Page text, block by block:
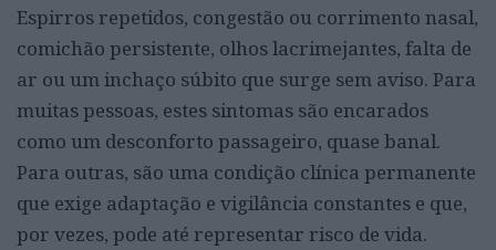
Espirros repetidos, congestão ou corrimento nasal,
comichão persistente, olhos lacrimejantes, falta de
ar ou um inchaço súbito que surge sem aviso. Para
muitas pessoas, estes sintomas são encarados
como um desconforto passageiro, quase banal.
Para outras, são uma condição clínica permanente
que exige adaptação e vigilância constantes e que,
por vezes, pode até representar risco de vida.